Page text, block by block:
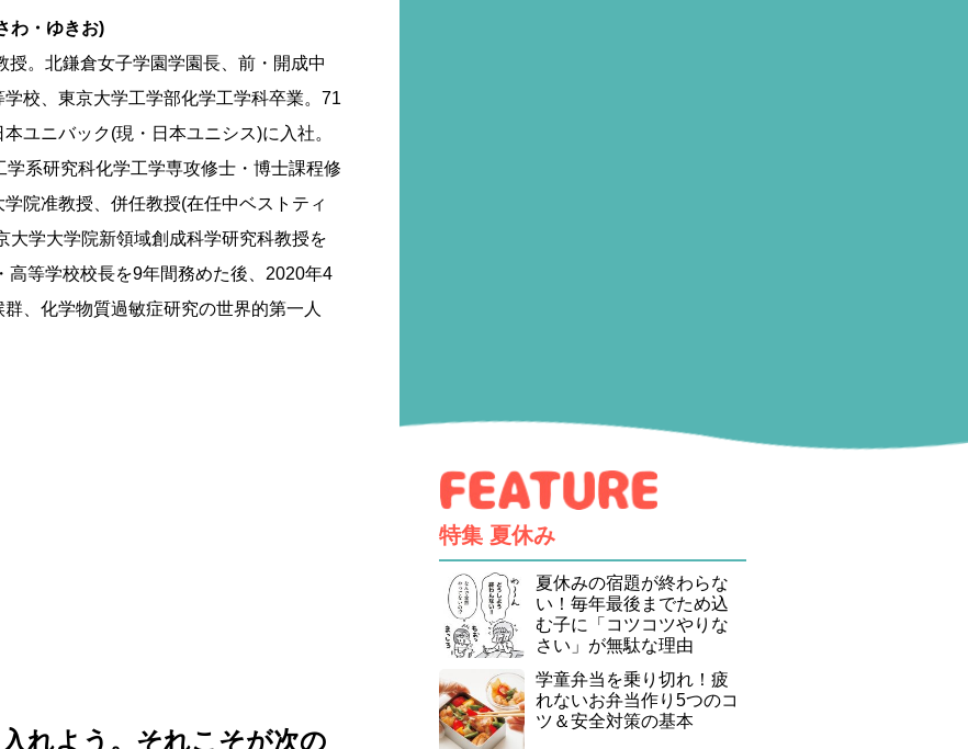
わ・ゆきお)
授。北鎌倉女子学園学園長、前・開成中
校、東京大学工学部化学工学科卒業。71
ユニバック(現・日本ユニシス)に入社。
系研究科化学工学専攻修士・博士課程修
院准教授、併任教授(在任中ベストティ
大学大学院新領域創成科学研究科教授を
高等学校校長を9年間務めた後、2020年4
、化学物質過敏症研究の世界的第一人
れよう。それこそが次の
特集 夏休み
夏休みの宿題が終わらな
い！毎年最後までため込
む子に「コツコツやりな
さい」が無駄な理由
学童弁当を乗り切れ！疲
れないお弁当作り5つのコ
ツ＆安全対策の基本